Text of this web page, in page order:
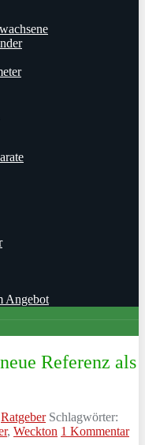
Angebot
Referenz als
RatgeberSchlagwörter:
, Weckton 1 Kommentar